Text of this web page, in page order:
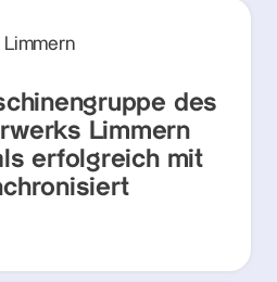
des
Limmern
erfolgreich mit